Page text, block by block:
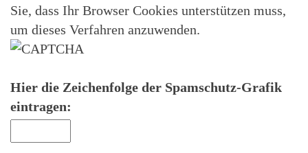
Sie, dass Ihr Browser Cookies unterstützen muss,
um dieses Verfahren anzuwenden.
Hier die Zeichenfolge der Spamschutz-Grafik
eintragen: